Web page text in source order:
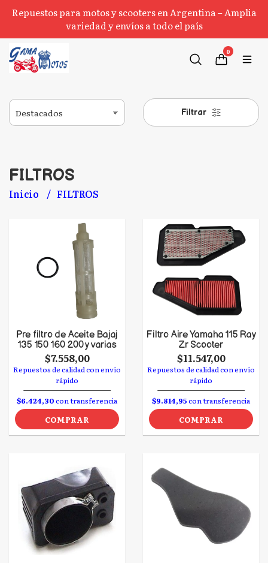
Repuestos para motos y scooters en Argentina – Amplia
variedad y envíos a todo el país
0
Filtrar
FILTROS
Inicio FILTROS
Pre filtro de Aceite Bajaj
135 150 160 200 y varias
$7.558,00
Repuestos de calidad con envío
rápido
$6.424,30con transferencia
COMPRAR
Filtro Aire Yamaha 115 Ray
Zr Scooter
$11.547,00
Repuestos de calidad con envío
rápido
$9.814,95con transferencia
COMPRAR